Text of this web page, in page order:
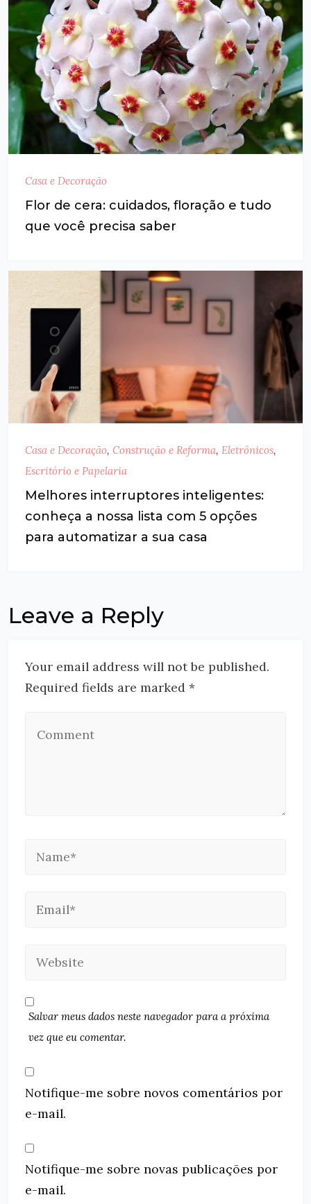
Casa e Decoração
Flor de cera: cuidados, floração e tudo
que você precisa saber
Casa e Decoração, Construção e Reforma, Eletrônicos,
Escritório e Papelaria
Melhores interruptores inteligentes:
conheça a nossa lista com 5 opções
para automatizar a sua casa
Leave a Reply
Your email address will not be published.
Required fields are marked *
Salvar meus dados neste navegador para a próxima
vez que eu comentar.
Notifique-me sobre novos comentários por
e-mail.
Notifique-me sobre novas publicações por
e-mail.